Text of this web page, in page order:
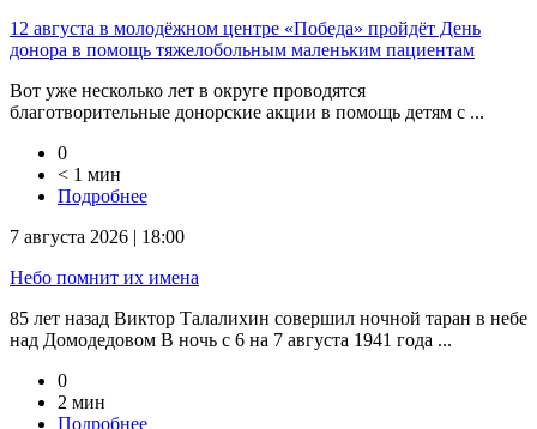
12 августа в молодёжном центре «Победа» пройдёт День
донора в помощь тяжелобольным маленьким пациентам
Вот уже несколько лет в округе проводятся
благотворительные донорские акции в помощь детям с ...
0
< 1 мин
Подробнее
7 августа 2026 | 18:00
Небо помнит их имена
85 лет назад Виктор Талалихин совершил ночной таран в небе
над Домодедовом В ночь с 6 на 7 августа 1941 года ...
0
2 мин
Подробнее